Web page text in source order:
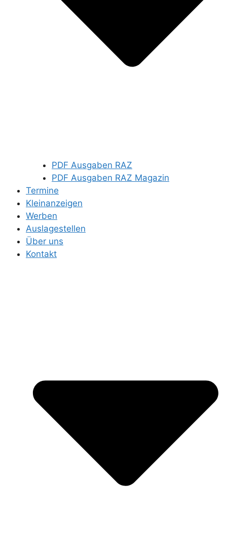
PDF Ausgaben RAZ
PDF Ausgaben RAZ Magazin
Termine
Kleinanzeigen
Werben
Auslagestellen
Über uns
Kontakt